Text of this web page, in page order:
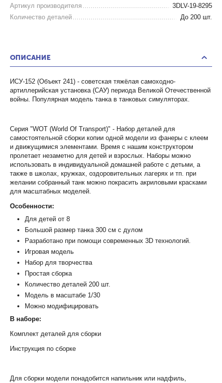
Артикул производителя
3DLV-19-8295
Количество деталей
До 200 шт.
ОПИСАНИЕ
ИСУ-152 (Объект 241) - советская тяжёлая самоходно-
артиллерийская установка (САУ) периода Великой Отечественной
войны. Популярная модель танка в танковых симуляторах.
Серия "WOT (World Of Transport)" - Набор деталей для
самостоятельной сборки копии одной модели из фанеры с клеем
и движущимися элементами. Время с нашим конструктором
пролетает незаметно для детей и взрослых. Наборы можно
использовать в индивидуальной домашней работе с детьми, а
также в школах, кружках, оздоровительных лагерях и тп. при
желании собранный танк можно покрасить акриловыми красками
для масштабных моделей.
Особенности:
Для детей от 8
Большой размер танка 300 см с дулом
Разработано при помощи современных 3D технологий.
Игровая модель
Набор для творчества
Простая сборка
Количество деталей 200 шт.
Модель в масштабе 1/30
Можно модифицировать
В наборе:
Комплект деталей для сборки
Инструкция по сборке
Для сборки модели понадобится напильник или надфиль,